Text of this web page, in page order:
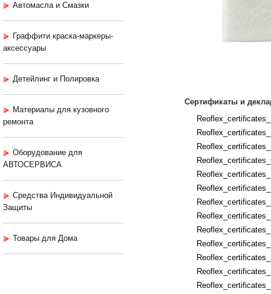
Автомасла и Смазки
Граффити краска-маркеры-
аксессуары
Детейлинг и Полировка
Материалы для кузовного
ремонта
Оборудование для
АВТОСЕРВИСА
Средства Индивидуальной
Защиты
Товары для Дома
Сертификаты и